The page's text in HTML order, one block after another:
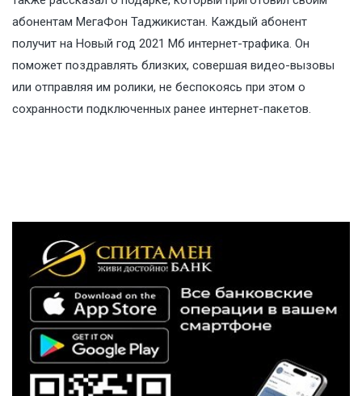
абонентам МегаФон Таджикистан. Каждый абонент
получит на Новый год 2021 Мб интернет-трафика. Он
поможет поздравлять близких, совершая видео-вызовы
или отправляя им ролики, не беспокоясь при этом о
сохранности подключенных ранее интернет-пакетов.